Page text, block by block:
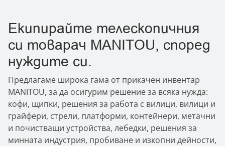
Екипирайте телескопичния
си товарач MANITOU, според
нуждите си.
Предлагаме широка гама от прикачен инвентар
MANITOU, за да осигурим решение за всяка нужда:
кофи, щипки, решения за работа с вилици, вилици и
грайфери, стрели, платформи, контейнери, метачни
и почистващи устройства, лебедки, решения за
минната индустрия, пробиване и изкопни дейности,